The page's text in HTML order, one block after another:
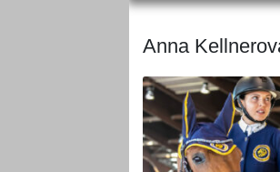
Anna